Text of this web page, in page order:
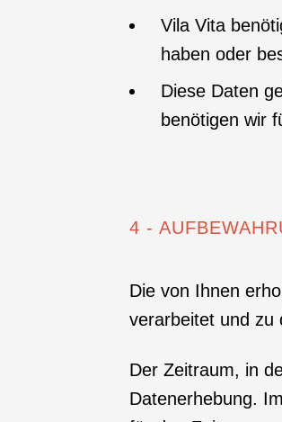
Vila Vita
haben oder
Diese Daten
benötigen wir
4 -
Die von Ihnen
verarbeitet und zu
Der Zeitraum, in
Datenerhebung.